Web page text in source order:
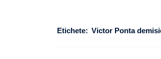
Etichete: Victor Ponta